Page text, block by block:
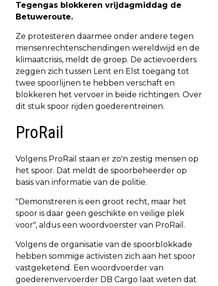
Tegengas blokkeren vrijdagmiddag de
Betuweroute.
Ze protesteren daarmee onder andere tegen
mensenrechtenschendingen wereldwijd en de
klimaatcrisis, meldt de groep. De actievoerders
zeggen zich tussen Lent en Elst toegang tot
twee spoorlijnen te hebben verschaft en
blokkeren het vervoer in beide richtingen. Over
dit stuk spoor rijden goederentreinen.
ProRail
Volgens ProRail staan er zo'n zestig mensen op
het spoor. Dat meldt de spoorbeheerder op
basis van informatie van de politie.
"Demonstreren is een groot recht, maar het
spoor is daar geen geschikte en veilige plek
voor", aldus een woordvoerster van ProRail.
Volgens de organisatie van de spoorblokkade
hebben sommige activisten zich aan het spoor
vastgeketend. Een woordvoerder van
goederenvervoerder DB Cargo laat weten dat